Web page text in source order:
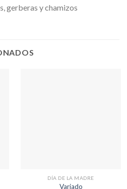
gerberas y chamizos
DÍA DE LA MADRE
Variado